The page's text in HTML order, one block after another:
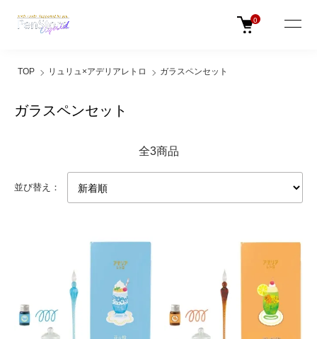
0
TOP リュリュ×アデリアレトロ ガラスペンセット
ガラスペンセット
全3商品
並び替え：